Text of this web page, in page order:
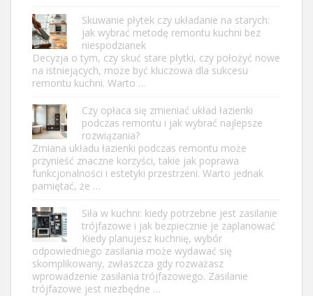
Skuwanie płytek czy układanie na starych:
jak wybrać metodę remontu kuchni bez
niespodzianek
Decyzja o tym, czy skuć stare płytki, czy położyć nowe
na istniejących, może być kluczowa dla sukcesu
remontu kuchni. Warto …
Czy opłaca się zmieniać układ łazienki
podczas remontu i jak wybrać najlepsze
rozwiązania?
Zmiana układu łazienki podczas remontu może
przynieść znaczne korzyści, takie jak poprawa
funkcjonalności i estetyki przestrzeni. Warto jednak
pamiętać, że …
Siła w kuchni: kiedy potrzebne jest zasilanie
trójfazowe i jak bezpiecznie je zaplanować
Kiedy planujesz kuchnię, wybór
odpowiedniego zasilania może wydawać się
skomplikowany, zwłaszcza gdy rozważasz
wprowadzenie zasilania trójfazowego. Zasilanie
trójfazowe jest niezbędne …